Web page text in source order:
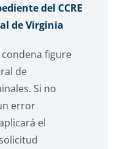
del CCRE
de Virginia
figure
de
Si no
error
el